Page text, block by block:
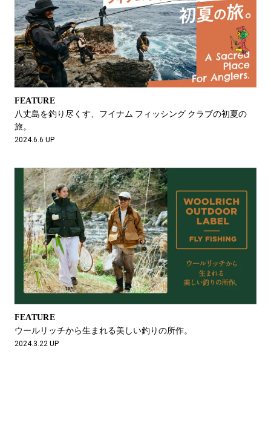
FEATURE
八丈島を釣り尽くす、フイナム フィッシング クラブの初夏の
旅。
2024.6.6 UP
FEATURE
ウールリッチから生まれる美しい釣りの所作。
2024.3.22 UP